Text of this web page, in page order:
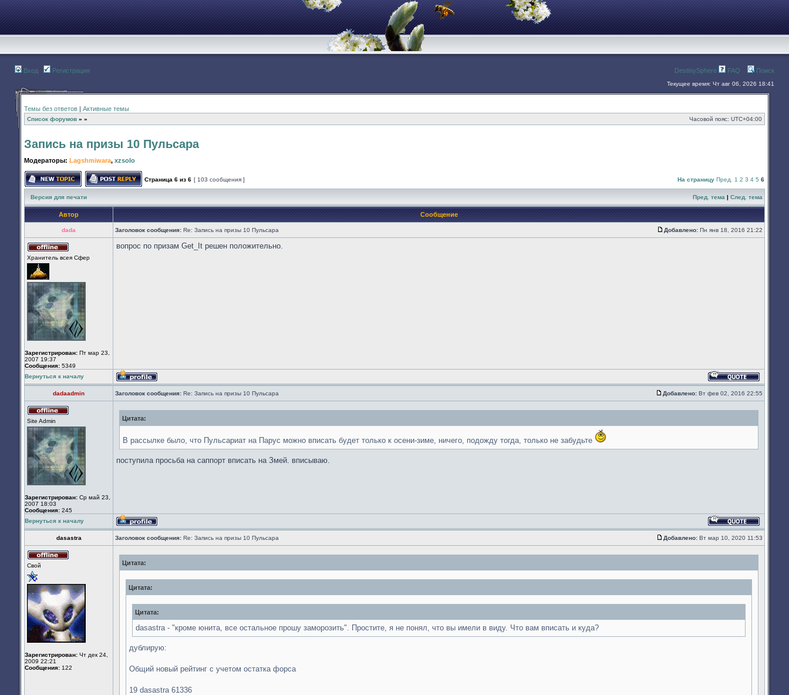
Вход Регистрация DestinySphere FAQ Поиск
Текущее время: Чт авг 06, 2026 18:41
Темы без ответов | Активные темы
Список форумов » » Часовой пояс: UTC+04:00
Запись на призы 10 Пульсара
Модераторы: Lagshmiwara, xzsolo
Начать новую тему Ответить на тему
Страница 6 из 6 [ 103 сообщения ] На страницу Пред. 1 2 3 4 5 6
Версия для печати Пред. тема | След. тема
Автор Сообщение
dada Заголовок сообщения: Re: Запись на призы 10 Пульсара
Сообщение
Добавлено: Пн янв 18, 2016 21:22
Не
в
Хранитель всея Cфер
Зарегистрирован: Пт мар 23,
2007 19:37
Сообщения: 5349
вопрос по призам Get_It решен положительно.
Вернуться к началу
Профиль
Ответить
с
dadaadmin Заголовок сообщения: Re: Запись на призы 10 Пульсара
Сообщение
Добавлено: Вт фев 02, 2016 22:55
сети
Site Admin
Зарегистрирован: Ср май 23,
2007 18:03
Сообщения: 245
Цитата:
В рассылке было, что Пульсариат на Парус можно вписать будет только к осени-зиме, ничего, подожду тогда, только не забудьте
поступила просьба на саппорт вписать на Змей. вписываю.
Вернуться к началу
Профиль
Ответить
с
dasastra Заголовок сообщения: Re: Запись на призы 10 Пульсара
Сообщение
Добавлено: Вт мар 10, 2020 11:53
Свой
Зарегистрирован: Чт дек 24,
2009 22:21
Сообщения: 122
Цитата:
Цитата:
Цитата:
dasastra - "кроме юнита, все остальное прошу заморозить". Простите, я не понял, что вы имели в виду. Что вам вписать и куда?
дублирую:
Общий новый рейтинг с учетом остатка форса
19 dasastra 61336